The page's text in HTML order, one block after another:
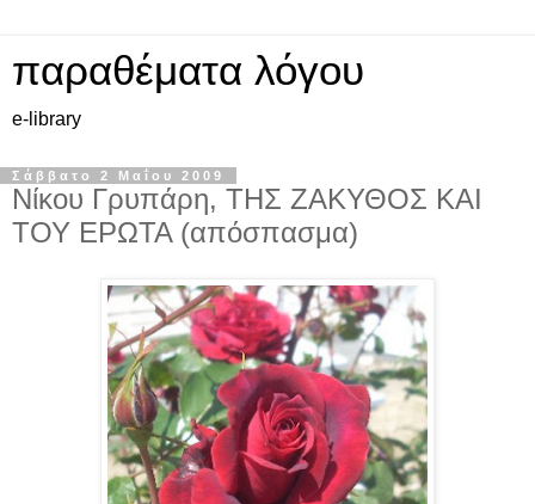
παραθέματα λόγου
e-library
Σάββατο 2 Μαΐου 2009
Νίκου Γρυπάρη, ΤΗΣ ΖΑΚΥΘΟΣ ΚΑΙ
ΤΟΥ ΕΡΩΤΑ (απόσπασμα)